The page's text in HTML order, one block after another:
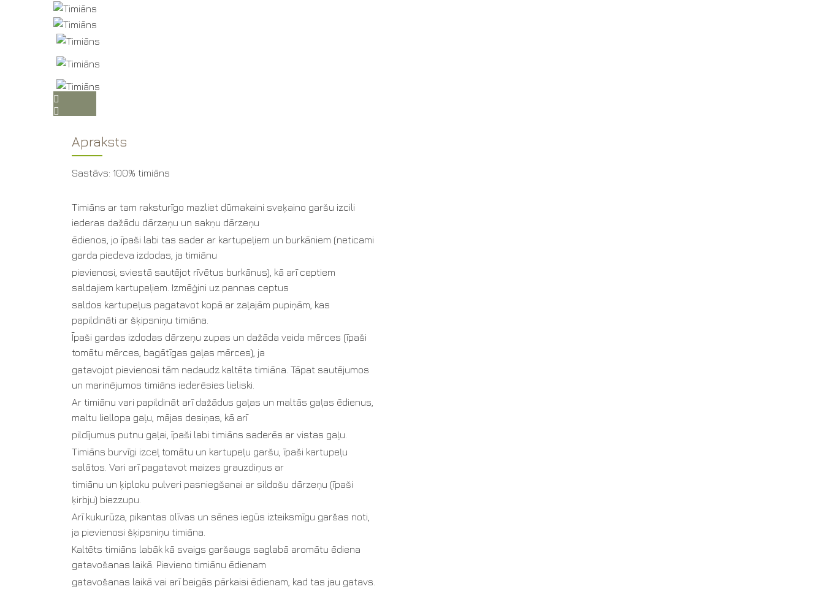
Apraksts
Sastāvs: 100% timiāns
Timiāns ar tam raksturīgo mazliet dūmakaini sveķaino garšu izcili
iederas dažādu dārzeņu un sakņu dārzeņu
ēdienos, jo īpaši labi tas sader ar kartupeļiem un burkāniem (neticami
garda piedeva izdodas, ja timiānu
pievienosi, sviestā sautējot rīvētus burkānus), kā arī ceptiem
saldajiem kartupeļiem. Izmēģini uz pannas ceptus
saldos kartupeļus pagatavot kopā ar zaļajām pupiņām, kas
papildināti ar šķipsniņu timiāna.
Īpaši gardas izdodas dārzeņu zupas un dažāda veida mērces (īpaši
tomātu mērces, bagātīgas gaļas mērces), ja
gatavojot pievienosi tām nedaudz kaltēta timiāna. Tāpat sautējumos
un marinējumos timiāns iederēsies lieliski.
Ar timiānu vari papildināt arī dažādus gaļas un maltās gaļas ēdienus,
maltu liellopa gaļu, mājas desiņas, kā arī
pildījumus putnu gaļai, īpaši labi timiāns saderēs ar vistas gaļu.
Timiāns burvīgi izceļ tomātu un kartupeļu garšu, īpaši kartupeļu
salātos. Vari arī pagatavot maizes grauzdiņus ar
timiānu un ķiploku pulveri pasniegšanai ar sildošu dārzeņu (īpaši
ķirbju) biezzupu.
Arī kukurūza, pikantas olīvas un sēnes iegūs izteiksmīgu garšas noti,
ja pievienosi šķipsniņu timiāna.
Kaltēts timiāns labāk kā svaigs garšaugs saglabā aromātu ēdiena
gatavošanas laikā. Pievieno timiānu ēdienam
gatavošanas laikā vai arī beigās pārkaisi ēdienam, kad tas jau gatavs.